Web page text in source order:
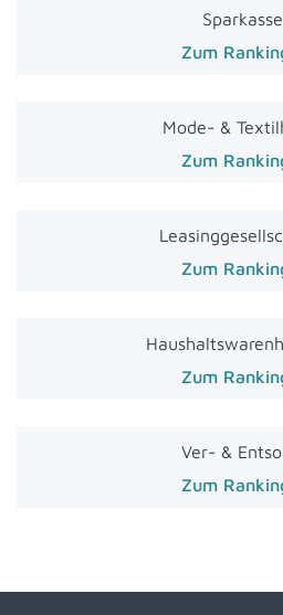
Zum
Mode- &
Zum
Zum
Zum
Ver- &
Zum